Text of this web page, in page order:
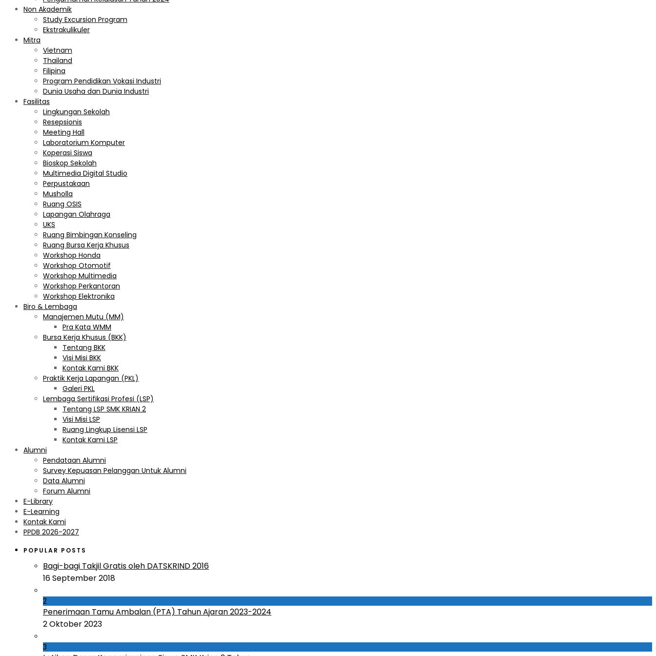
Non Akademik
Study Excursion Program
Ekstrakulikuler
Mitra
Vietnam
Thailand
Filipina
Program Pendidikan Vokasi Industri
Dunia Usaha dan Dunia Industri
Fasilitas
Lingkungan Sekolah
Resepsionis
Meeting Hall
Laboratorium Komputer
Koperasi Siswa
Bioskop Sekolah
Multimedia Digital Studio
Perpustakaan
Musholla
Ruang OSIS
Lapangan Olahraga
UKS
Ruang Bimbingan Konseling
Ruang Bursa Kerja Khusus
Workshop Honda
Workshop Otomotif
Workshop Multimedia
Workshop Perkantoran
Workshop Elektronika
Biro & Lembaga
Manajemen Mutu (MM)
Pra Kata WMM
Bursa Kerja Khusus (BKK)
Tentang BKK
Visi Misi BKK
Kontak Kami BKK
Praktik Kerja Lapangan (PKL)
Galeri PKL
Lembaga Sertifikasi Profesi (LSP)
Tentang LSP SMK KRIAN 2
Visi Misi LSP
Ruang Lingkup Lisensi LSP
Kontak Kami LSP
Alumni
Pendataan Alumni
Survey Kepuasan Pelanggan Untuk Alumni
Data Alumni
Forum Alumni
E-Library
E-Learning
Kontak Kami
PPDB 2026-2027
POPULAR POSTS
Bagi-bagi Takjil Gratis oleh DATSKRIND 2016
16 September 2018
2
Penerimaan Tamu Ambalan (PTA) Tahun Ajaran 2023-2024
2 Oktober 2023
3